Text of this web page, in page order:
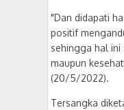
"Dan didapati
positif
sehingga hal ini
maupun
(20/5/2022).
Tersangka